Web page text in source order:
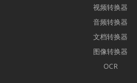
视频转换器
音频转换器
文档转换器
图像转换器
OCR